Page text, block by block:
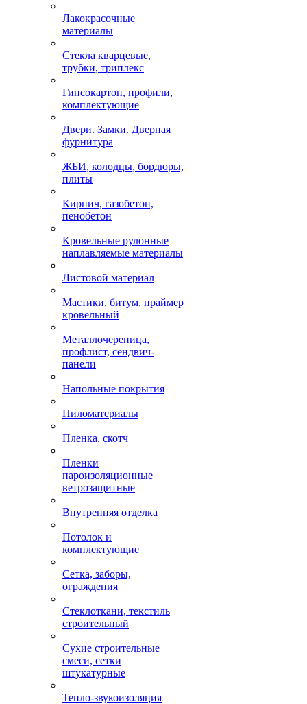
Лакокрасочные
материалы
Стекла кварцевые,
трубки, триплекс
Гипсокартон, профили,
комплектующие
Двери. Замки. Дверная
фурнитура
ЖБИ, колодцы, бордюры,
плиты
Кирпич, газобетон,
пенобетон
Кровельные рулонные
наплавляемые материалы
Листовой материал
Мастики, битум, праймер
кровельный
Металлочерепица,
профлист, сендвич-
панели
Напольные покрытия
Пиломатериалы
Пленка, скотч
Пленки
пароизоляционные
ветрозащитные
Внутренняя отделка
Потолок и
комплектующие
Сетка, заборы,
ограждения
Стеклоткани, текстиль
строительный
Сухие строительные
смеси, сетки
штукатурные
Тепло-звукоизоляция